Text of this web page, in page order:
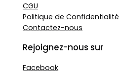
CGU
Politique de Confidentialité
Contactez-nous
Rejoignez-nous sur
Facebook